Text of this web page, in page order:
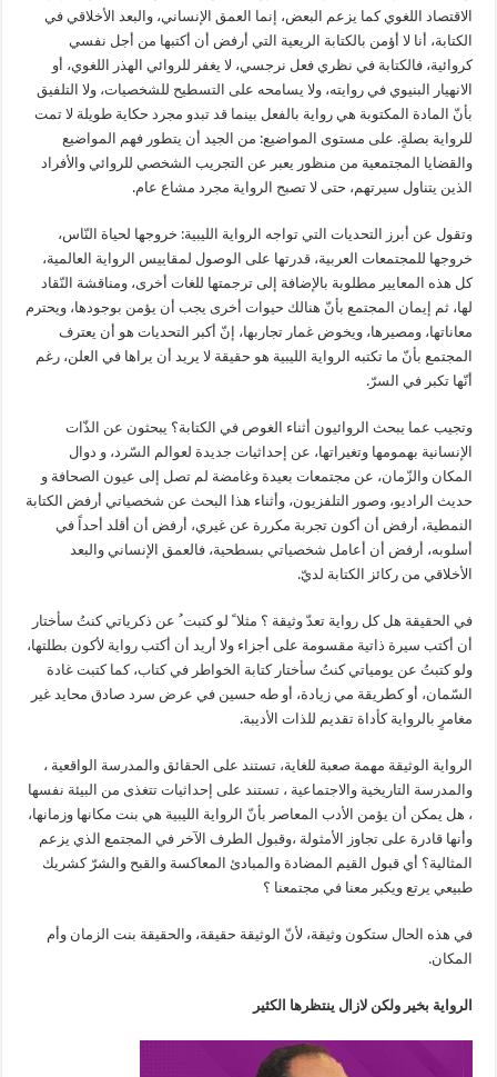
الاقتصاد اللغوي كما يزعم البعض، إنما العمق الإنساني، والبعد الأخلاقي في
الكتابة، أنا لا أؤمن بالكتابة الريعية التي أرفض أن أكتبها من أجل نفسي
كروائية، فالكتابة في نظري فعل نرجسي، لا يغفر للروائي الهذر اللغوي، أو
الانهيار البنيوي في روايته، ولا يسامحه على التسطيح للشخصيات، ولا التلفيق
بأنّ المادة المكتوبة هي رواية بالفعل بينما قد تبدو مجرد حكاية طويلة لا تمت
للرواية بصلةٍ. على مستوى المواضيع: من الجيد أن يتطور فهم المواضيع
والقضايا المجتمعية من منظور يعبر عن التجريب الشخصي للروائي والأفراد
الذين يتناول سيرتهم، حتى لا تصبح الرواية مجرد مشاع عام.
وتقول عن أبرز التحديات التي تواجه الرواية الليبية: خروجها لحياة النّاس،
خروجها للمجتمعات العربية، قدرتها على الوصول لمقاييس الرواية العالمية،
كل هذه المعايير مطلوبة بالإضافة إلى ترجمتها للغات أخرى، ومناقشة النّقاد
لها، ثم إيمان المجتمع بأنّ هنالك حيوات أخرى يجب أن يؤمن بوجودها، ويحترم
معاناتها، ومصيرها، ويخوض غمار تجاربها، إنّ أكبر التحديات هو أن يعترف
المجتمع بأنّ ما تكتبه الرواية الليبية هو حقيقة لا يريد أن يراها في العلن، رغم
أنّها تكبر في السرّ.
وتجيب عما يبحث الروائيون أثناء الغوص في الكتابة؟ يبحثون عن الذّات
الإنسانية بهمومها وتغيراتها، عن إحداثيات جديدة لعوالم السّرد، و دوال
المكان والزّمان، عن مجتمعات بعيدة وغامضة لم تصل إلى عيون الصحافة و
حديث الراديو، وصور التلفزيون، وأثناء هذا البحث عن شخصياتي أرفض الكتابة
النمطية، أرفض أن أكون تجربة مكررة عن غيري، أرفض أن أقلد أحداً في
أسلوبه، أرفض أن أعامل شخصياتي بسطحية، فالعمق الإنساني والبعد
الأخلاقي من ركائز الكتابة لديّ.
في الحقيقة هل كل رواية تعدّ وثيقة ؟ مثلا ً لو كتبت ُ عن ذكرياتي كنتُ سأختار
أن أكتب سيرة ذاتية مقسومة على أجزاء ولا أريد أن أكتب رواية لأكون بطلتها،
ولو كتبتُ عن يومياتي كنتُ سأختار كتابة الخواطر في كتاب، كما كتبت غادة
السّمان، أو كطريقة مي زيادة، أو طه حسين في عرض سرد صادق محايد غير
مغامرٍ بالرواية كأداة تقديم للذات الأديبة.
الرواية الوثيقة مهمة صعبة للغاية، تستند على الحقائق والمدرسة الواقعية ،
والمدرسة التاريخية والاجتماعية ، تستند على إحداثيات تتغذى من البيئة نفسها
، هل يمكن أن يؤمن الأدب المعاصر بأنّ الرواية الليبية هي بنت مكانها وزمانها،
وأنها قادرة على تجاوز الأمثولة ،وقبول الطرف الآخر في المجتمع الذي يزعم
المثالية؟ أي قبول القيم المضادة والمبادئ المعاكسة والقبح والشرّ كشريك
طبيعي يرتع ويكبر معنا في مجتمعنا ؟
في هذه الحال ستكون وثيقة، لأنّ الوثيقة حقيقة، والحقيقة بنت الزمان وأم
المكان.
الرواية بخير ولكن لازال ينتظرها الكثير